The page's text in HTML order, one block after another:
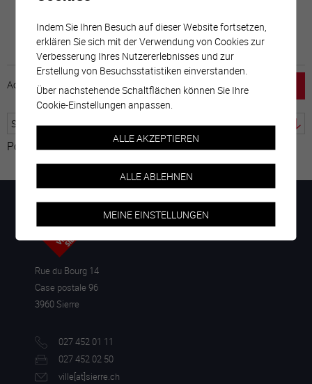
Accueil horaire emploi Mentions légales
Powered by Google Übersetzer
Rue du Bourg 14
Case postale 96
3960 Sierre
027 452 01 11
027 452 02 50
ville[at]sierre.ch
Indem Sie Ihren Besuch auf dieser Website fortsetzen,
erklären Sie sich mit der Verwendung von Cookies zur
Verbesserung Ihres Nutzererlebnisses und zur
Erstellung von Besuchsstatistiken einverstanden.
Über nachstehende Schaltflächen können Sie Ihre
Cookie-Einstellungen anpassen.
ALLE AKZEPTIEREN
ALLE ABLEHNEN
MEINE EINSTELLUNGEN